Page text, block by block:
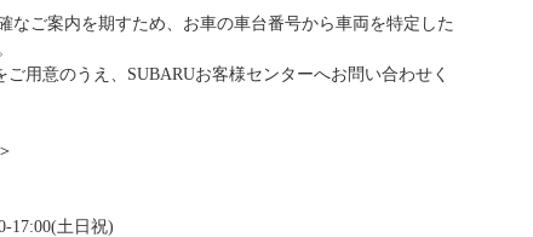
なご案内を期すため、お車の車台番号から車両を特定した
用意のうえ、SUBARUお客様センターへお問い合わせく
土日祝)